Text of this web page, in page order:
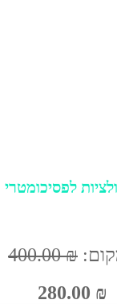
לפסיכומטרי
400.00₪
280.00 ₪